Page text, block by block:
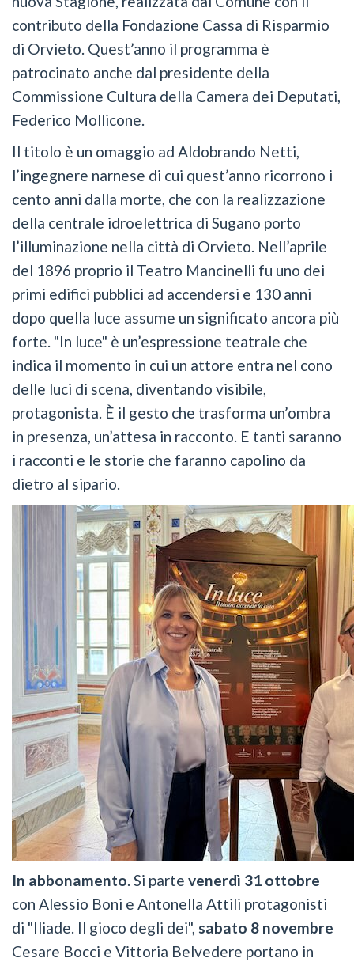
contributo della Fondazione Cassa di Risparmio
di Orvieto. Quest’anno il programma è
patrocinato anche dal presidente della
Commissione Cultura della Camera dei Deputati,
Federico Mollicone.
Il titolo è un omaggio ad Aldobrando Netti,
l’ingegnere narnese di cui quest’anno ricorrono i
cento anni dalla morte, che con la realizzazione
della centrale idroelettrica di Sugano porto
l’illuminazione nella città di Orvieto. Nell’aprile
del 1896 proprio il Teatro Mancinelli fu uno dei
primi edifici pubblici ad accendersi e 130 anni
dopo quella luce assume un significato ancora più
forte. "In luce" è un’espressione teatrale che
indica il momento in cui un attore entra nel cono
delle luci di scena, diventando visibile,
protagonista. È il gesto che trasforma un’ombra
in presenza, un’attesa in racconto. E tanti saranno
i racconti e le storie che faranno capolino da
dietro al sipario.
In abbonamento. Si parte venerdì 31 ottobre
con Alessio Boni e Antonella Attili protagonisti
di "Iliade. Il gioco degli dei", sabato 8 novembre
Cesare Bocci e Vittoria Belvedere portano in